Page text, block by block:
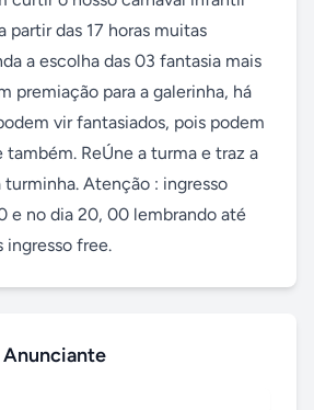
partir das 17 horas muitas
a escolha das 03 fantasia mais
premiação para a galerinha, há
vir fantasiados, pois podem
também. ReÚne a turma e traz a
turminha. Atenção : ingresso
e no dia 20, 00 lembrando até
ingresso free.